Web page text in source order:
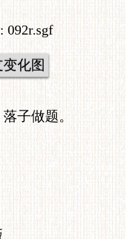
化图
子做题。